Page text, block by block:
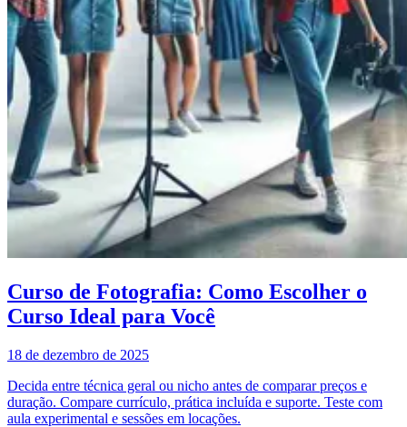
Curso de Fotografia: Como Escolher o
Curso Ideal para Você
18 de dezembro de 2025
Decida entre técnica geral ou nicho antes de comparar preços e
duração. Compare currículo, prática incluída e suporte. Teste com
aula experimental e sessões em locações.